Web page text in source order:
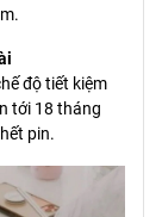
độ tiết kiệm
tới 18 tháng
pin.